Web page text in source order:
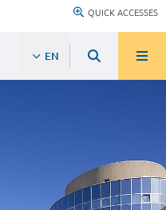
QUICK ACCESSES
EN